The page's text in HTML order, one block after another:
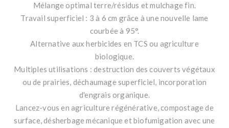
Mélange optimal terre/résidus et mulchage fin.
Travail superficiel : 3 à 6 cm grâce à une nouvelle lame
courbée à 95°.
Alternative aux herbicides en TCS ou agriculture
biologique.
Multiples utilisations : destruction des couverts végétaux
ou de prairies, déchaumage superficiel, incorporation
d'engrais organique.
Lancez-vous en agriculture régénérative, compostage de
surface, désherbage mécanique et biofumigation avec une